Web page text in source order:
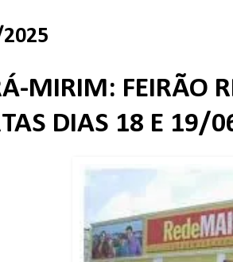
MIRIM: FEIRÃO
DIAS 18 E 19/